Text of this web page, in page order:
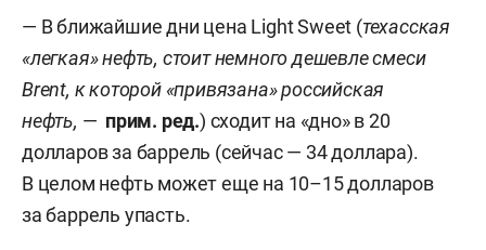
— В ближайшие дни цена Light Sweet (техасская
«легкая» нефть, стоит немного дешевле смеси
Brent, к которой «привязана» российская
нефть, — прим. ред.) сходит на «дно» в 20
долларов за баррель (сейчас — 34 доллара).
В целом нефть может еще на 10–15 долларов
за баррель упасть.